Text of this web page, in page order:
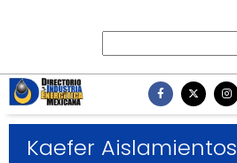
Kaefer Aislamientos